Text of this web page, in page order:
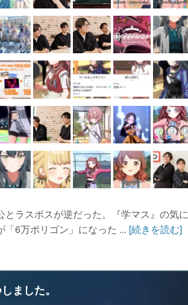
ラスボスが逆だった。『学マス』の気
6万ポリゴン」になった ... [続きを読む]
ました。